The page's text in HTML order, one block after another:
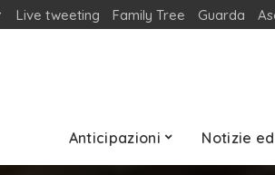
Live tweeting Family Tree Guarda
Anticipazioni Notizie